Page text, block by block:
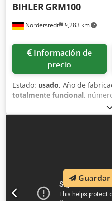
Norderstedt 9,283 km
BIHLER GRM100
Información de
precio
Estado: usado, Año de
totalmente funcional,
, Oferta No.:
dobladora Marca: BIHLER
diàmetro de alambre: 10